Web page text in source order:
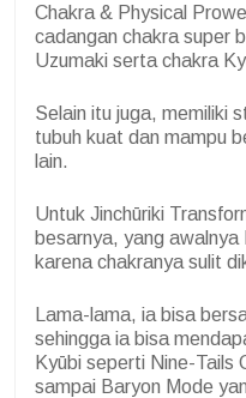
Chakra & Physical
cadangan chakra super
Uzumaki serta chakra
Selain itu juga, memiliki
tubuh kuat dan mampu
lain.
Untuk Jinchūriki
besarnya, yang awalnya
karena chakranya sulit
Lama-lama, ia bisa
sehingga ia bisa
Kyūbi seperti Nine-Tails
sampai Baryon Mode